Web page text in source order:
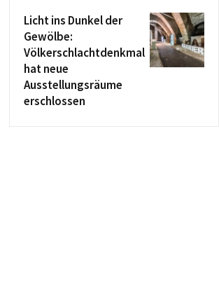
Licht ins Dunkel der
Gewölbe:
Völkerschlachtdenkmal
hat neue
Ausstellungsräume
erschlossen